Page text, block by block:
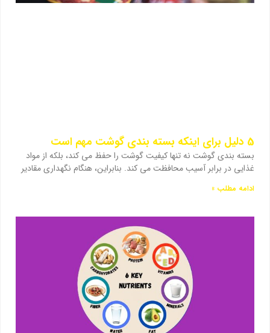
5 دلیل برای اینکه بسته بندی گوشت مهم است
بسته بندی گوشت نه تنها کیفیت گوشت را حفظ می کند، بلکه از مواد
غذایی در برابر آسیب محافظت می کند. بنابراین، هنگام نگهداری مقادیر
ادامه مطلب »